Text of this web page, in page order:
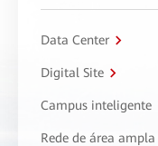
Data Center
Digital Site
Campus inteligente
Rede de área ampla